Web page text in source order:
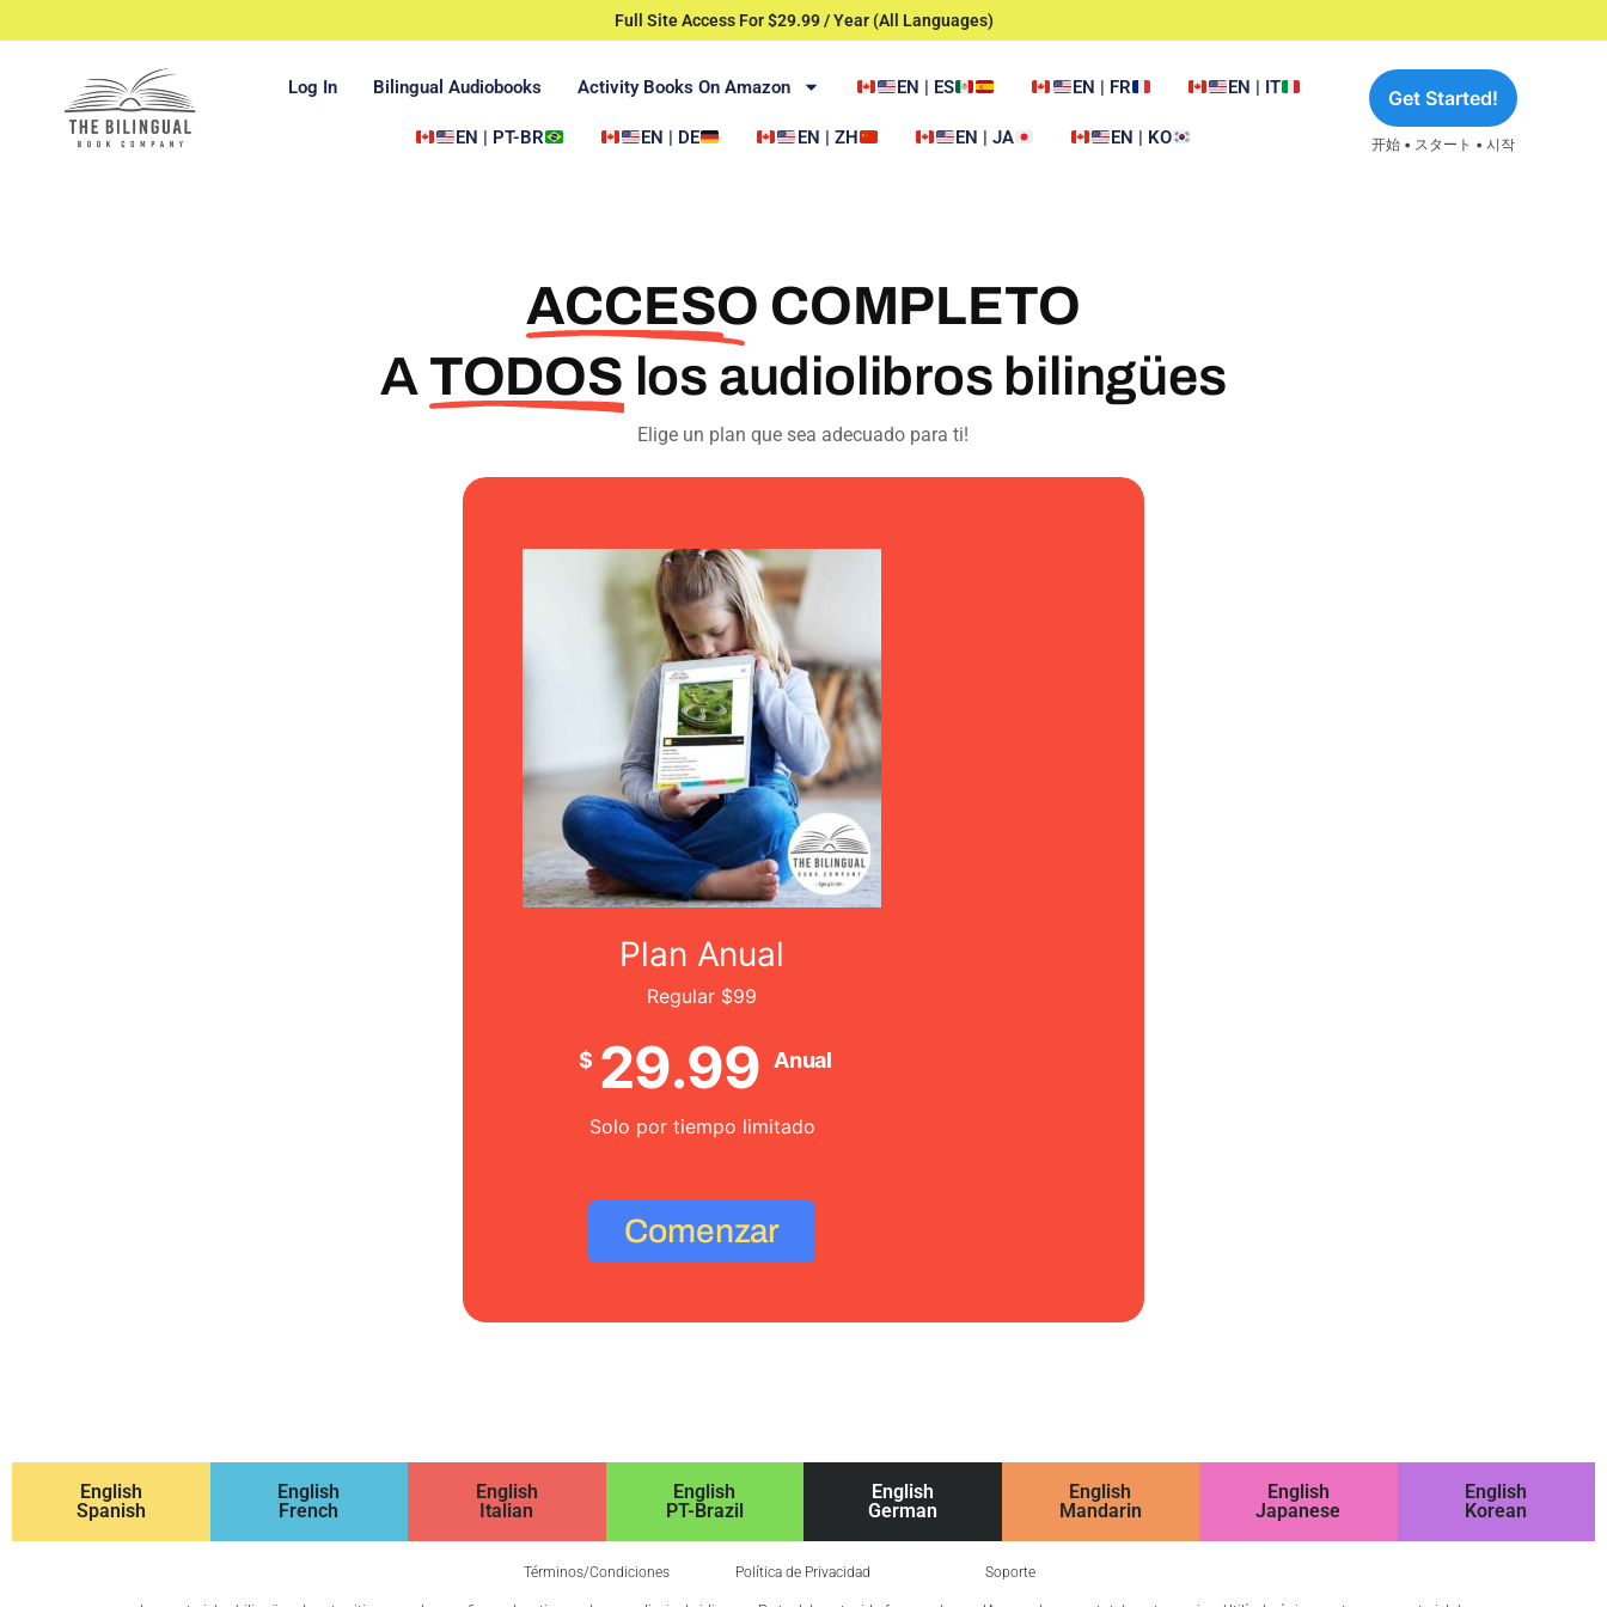
Full Site Access For $29.99 / Year (All Languages)
Log In Bilingual Audiobooks Activity Books On Amazon EN | ES EN | FR EN | IT
EN | PT-BR EN | DE EN | ZH EN | JA EN | KO
Get Started!
开始 • スタート • 시작
ACCESO COMPLETO
A TODOS los audiolibros bilingües
Elige un plan que sea adecuado para ti!
Plan Anual
Regular $99
$ 29.99 Anual
Solo por tiempo limitado
Comenzar
English
Spanish
English
French
English
Italian
English
PT-Brazil
English
German
English
Mandarin
English
Japanese
English
Korean
Términos/Condiciones Política de Privacidad Soporte